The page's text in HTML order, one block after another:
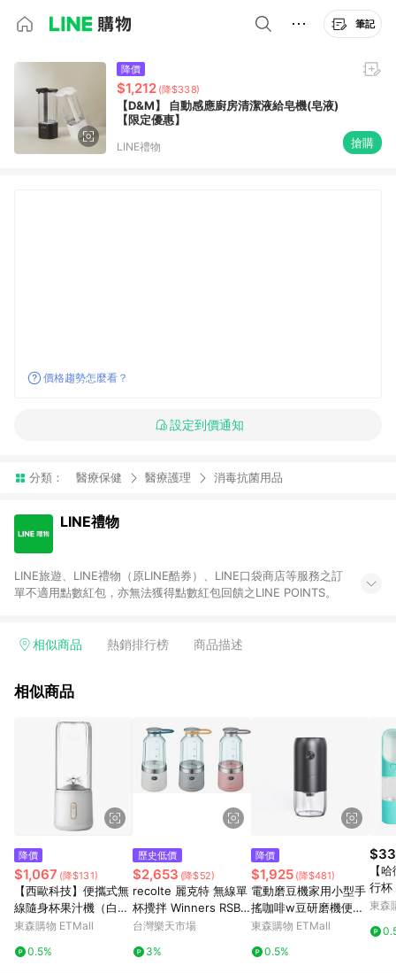
筆記
降價
$1,212 (降$338)
【D&M】 自動感應廚房清潔液給皂機(皂液)
【限定優惠】
LINE禮物 搶購
價格趨勢怎麼看？
設定到價通知
分類： 醫療保健 醫療護理 消毒抗菌用品
LINE禮物
LINE旅遊、LINE禮物（原LINE酷券）、LINE口袋商店等服務之訂
單不適用點數紅包，亦無法獲得點數紅包回饋之LINE POINTS。
相似商品 熱銷排行榜 商品描述
相似商品
降價
$1,067 (降$131)
【西歐科技】便攜式無
線隨身杯果汁機（白
色）CME-MF1500 2
東森購物 ETMall
0.5%
歷史低價
$2,653 (降$52)
recolte 麗克特 無線單
杯攪拌 Winners RSB-
6 最新款 日本正規品代
台灣樂天市場
3%
降價
$1,925 (降$481)
電動磨豆機家用小型手
搖咖啡w豆研磨機便攜
全自動研磨器手磨咖啡
東森購物 ETMall
0.5%
【
行杯
壺
東森